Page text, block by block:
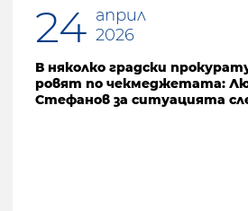
24 април
2026
В няколко градски
ровят по чекмеджетата:
Стефанов за ситуацията